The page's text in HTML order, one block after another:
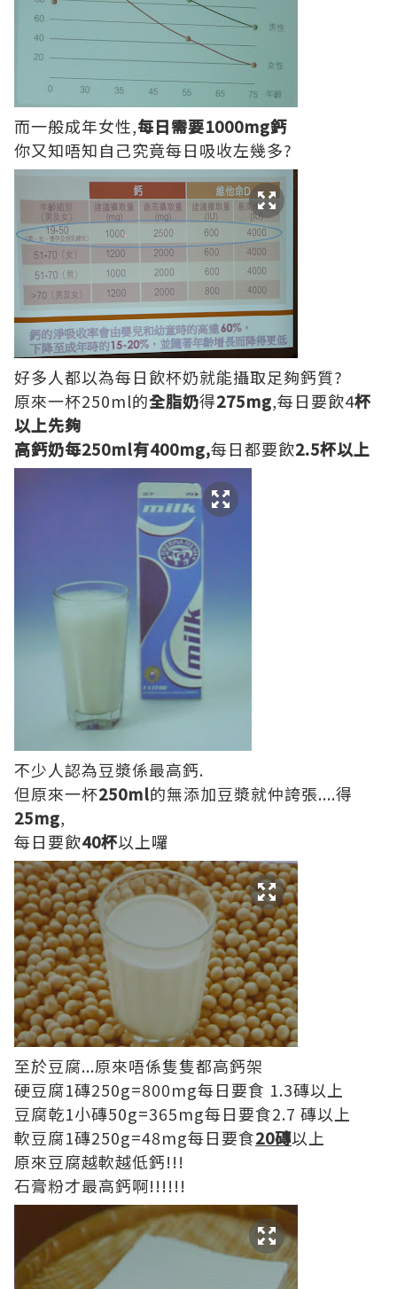
而一般成年女性,每日需要1000mg鈣
你又知唔知自己究竟每日吸收左幾多?
好多人都以為每日飲杯奶就能攝取足夠鈣質?
原來一杯250ml的全脂奶得275mg,每日要飲4杯
以上先夠
高鈣奶每250ml有400mg,每日都要飲2.5杯以上
不少人認為豆漿係最高鈣.
但原來一杯250ml的無添加豆漿就仲誇張....得
25mg,
每日要飲40杯以上囉
至於豆腐...原來唔係隻隻都高鈣架
硬豆腐1磚250g=800mg每日要食 1.3磚以上
豆腐乾1小磚50g=365mg每日要食2.7 磚以上
軟豆腐1磚250g=48mg每日要食20磚以上
原來豆腐越軟越低鈣!!!
石膏粉才最高鈣啊!!!!!!